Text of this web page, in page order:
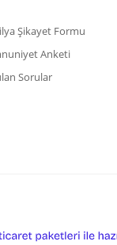
Şikayet Formu
Anketi
Sorular
e-